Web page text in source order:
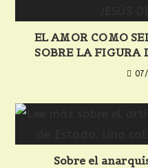
EL AMOR COMO
SOBRE LA FIGURA
Sobre el